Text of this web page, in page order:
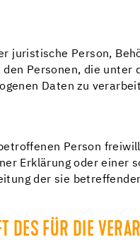
juristische Person,
Personen, die
Daten zu
Person
Erklärung oder einer
der sie
DES FÜR DIE